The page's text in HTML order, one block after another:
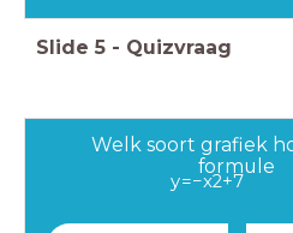
Slide 5 - Quizvraag
Welk soort grafiek
formule
y=−x2+7